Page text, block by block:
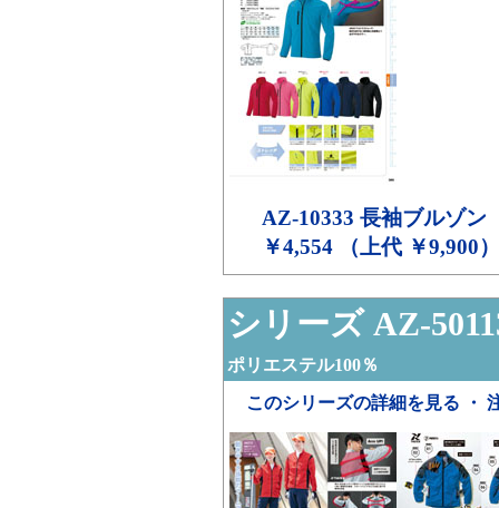
AZ-10333 長袖ブルゾン
￥4,554 （上代 ￥9,900）
シリーズ AZ-
ポリエステル100％
このシリーズの詳細を見る ・